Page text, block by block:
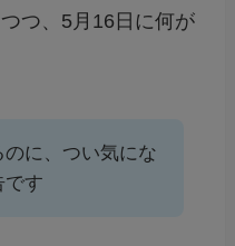
つ、5月16日に何が
に、つい気にな
です